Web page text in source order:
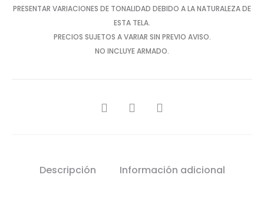
PRESENTAR VARIACIONES DE TONALIDAD DEBIDO A LA NATURALEZA DE
ESTA TELA.
PRECIOS SUJETOS A VARIAR SIN PREVIO AVISO.
NO INCLUYE ARMADO.
SHARE
Descripción Información adicional